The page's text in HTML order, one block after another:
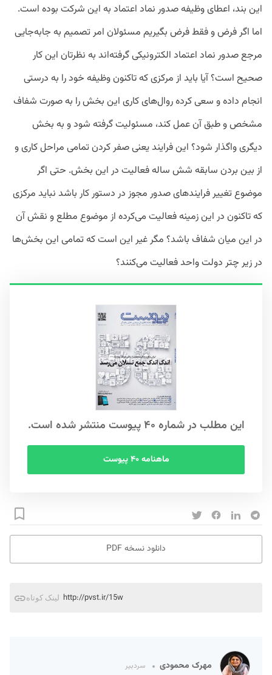
این بند، اعطای وظیفه صدور نماد اعتماد به این شرکت بوده است.
اما اگر فرض و فقط فرض بگیریم مسئولان امر تصمیم به جابه‌جایی
مرجع صدور نماد اعتماد الکترونیکی گرفته‌اند به نظرتان این کار
صحیح است؟ آیا باید از مرکزی که تاکنون وظیفه خود را به درستی
انجام ‌داده و سعی کرده روال‌های کاری این بخش را به صورت شفاف
مشخص و طبق آن عمل کند، مسئولیت گرفته شود و به بخش
دیگری واگذار شود؟ این فرایند یعنی صفر کردن تمامی مراحل کاری و
از بین بردن سابقه شش ساله فعالیت در این بخش. حتی اگر
موضوع تغییر فرایندهای صدور مجوز در دستور کار باشد نباید مرکزی
که تاکنون در این زمینه فعالیت می‌کرده از موضوع مطلع و نقش آن
در این میان شفاف باشد؟ مگر غیر این است که تمامی این بخش‌ها
در زیر چتر دولت واحد فعالیت می‌کنند؟
این مطلب در شماره ۴۰ پیوست منتشر شده است.
ماهنامه ۴۰ پیوست
دانلود نسخه PDF
لینک کوتاه http://pvst.ir/15w
مهرک محمودی سردبیر